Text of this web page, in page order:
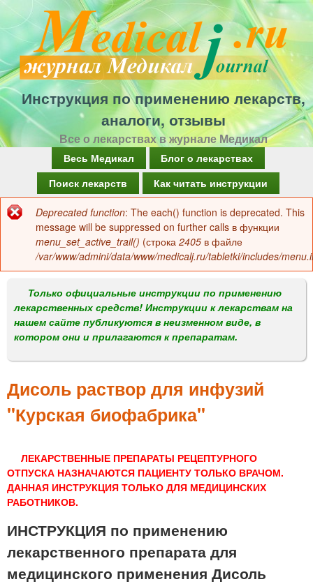
Перейти
к
основному
содержанию
Инструкция по применению лекарств,
аналоги, отзывы
Все о лекарствах в журнале Медикал
а
в
о
м
е
н
Весь Медикал
Блог о лекарствах
Поиск лекарств
Как читать инструкции
Сообщение
об
ошибке
Deprecated function: The each() function is deprecated. This
message will be suppressed on further calls в функции
menu_set_active_trail() (строка 2405 в файле
/var/www/admini/data/www/medicalj.ru/tabletki/includes/
Только официальные инструкции по применению
лекарственных средств! Инструкции к лекарствам на
нашем сайте публикуются в неизменном виде, в
котором они и прилагаются к препаратам.
Дисоль раствор для инфузий
"Курская биофабрика"
ЛЕКАРСТВЕННЫЕ ПРЕПАРАТЫ РЕЦЕПТУРНОГО
ОТПУСКА НАЗНАЧАЮТСЯ ПАЦИЕНТУ ТОЛЬКО ВРАЧОМ.
ДАННАЯ ИНСТРУКЦИЯ ТОЛЬКО ДЛЯ МЕДИЦИНСКИХ
РАБОТНИКОВ.
ИНСТРУКЦИЯ по применению
лекарственного препарата для
медицинского применения Дисоль